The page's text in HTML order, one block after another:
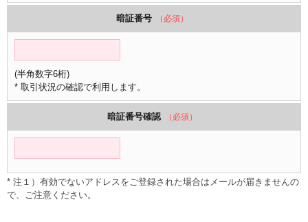
暗証番号 （必須）
(半角数字6桁)
* 取引状況の確認で利用します。
暗証番号確認 （必須）
* 注１）有効でないアドレスをご登録された場合はメールが届きませんの
で、ご注意ください。